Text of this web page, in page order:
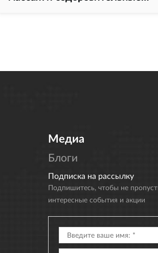
Медиа
Блоги
Подписка на рассылку
Подпишитесь, чтобы не
интересные события и акции